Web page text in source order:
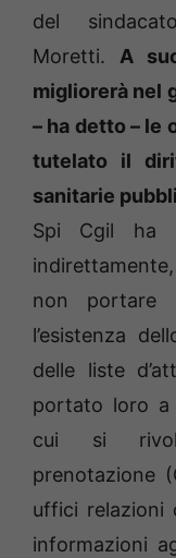
del
Moretti. A
migliorerà nel
– ha detto – le
tutelato il
sanitarie
Spi Cgil ha
non portare
l’esistenza
delle liste
portato loro a
cui si
prenotazione
uffici relazioni
informazioni